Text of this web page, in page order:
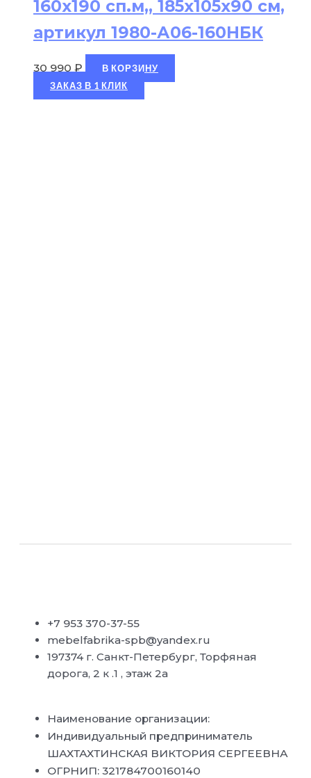
160х190 сп.м,, 185х105х90 см,
артикул 1980-А06-160НБК
30 990 ₽
В КОРЗИНУ
ЗАКАЗ В 1 КЛИК
+7 953 370-37-55
mebelfabrika-spb@yandex.ru
197374 г. Санкт-Петербург, Торфяная
дорога, 2 к .1 , этаж 2а
Наименование организации:
Индивидуальный предприниматель
ШАХТАХТИНСКАЯ ВИКТОРИЯ СЕРГЕЕВНА
ОГРНИП: 321784700160140